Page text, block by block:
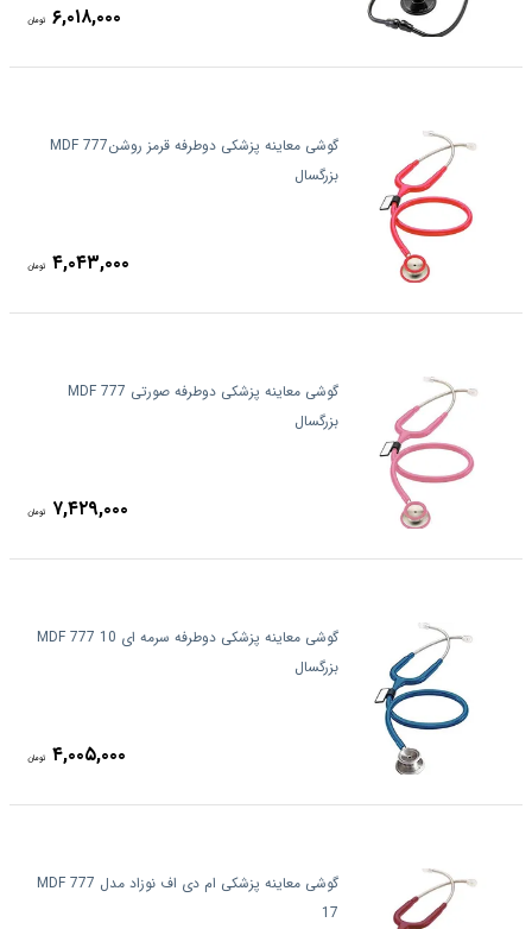
۶,۰۱۸,۰۰۰ تومان
گوشی معاینه پزشکی دوطرفه قرمز روشنMDF 777
بزرگسال
۴,۰۴۳,۰۰۰ تومان
گوشی معاینه پزشکی دوطرفه صورتی MDF 777
بزرگسال
۷,۴۲۹,۰۰۰ تومان
گوشی معاینه پزشکی دوطرفه سرمه ای MDF 777 10
بزرگسال
۴,۰۰۵,۰۰۰ تومان
گوشی معاینه پزشکی ام دی اف نوزاد مدل MDF 777
17